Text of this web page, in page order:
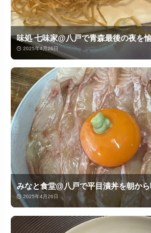
味処 七味家@八戸で青森最後の夜を
2025年4月26日
みなと食堂@八戸で平目漬丼を朝から
2025年4月26日